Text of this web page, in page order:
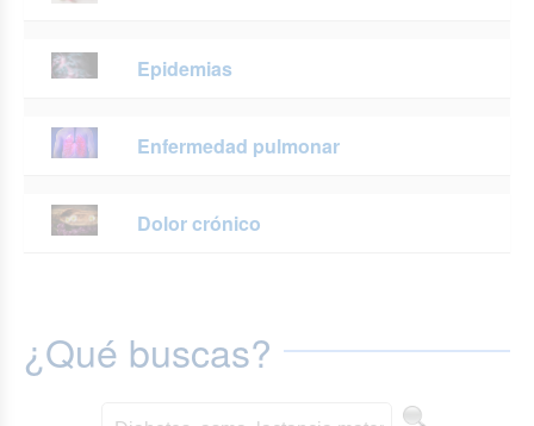
Epidemias
Enfermedad pulmonar
Dolor crónico
¿Qué buscas?